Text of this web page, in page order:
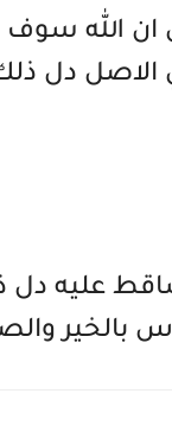
ان الله سوف
دل ذلك
عليه دل